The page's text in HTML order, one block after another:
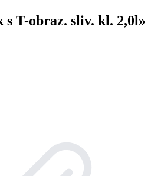
T-obraz. sliv. kl. 2,0l»